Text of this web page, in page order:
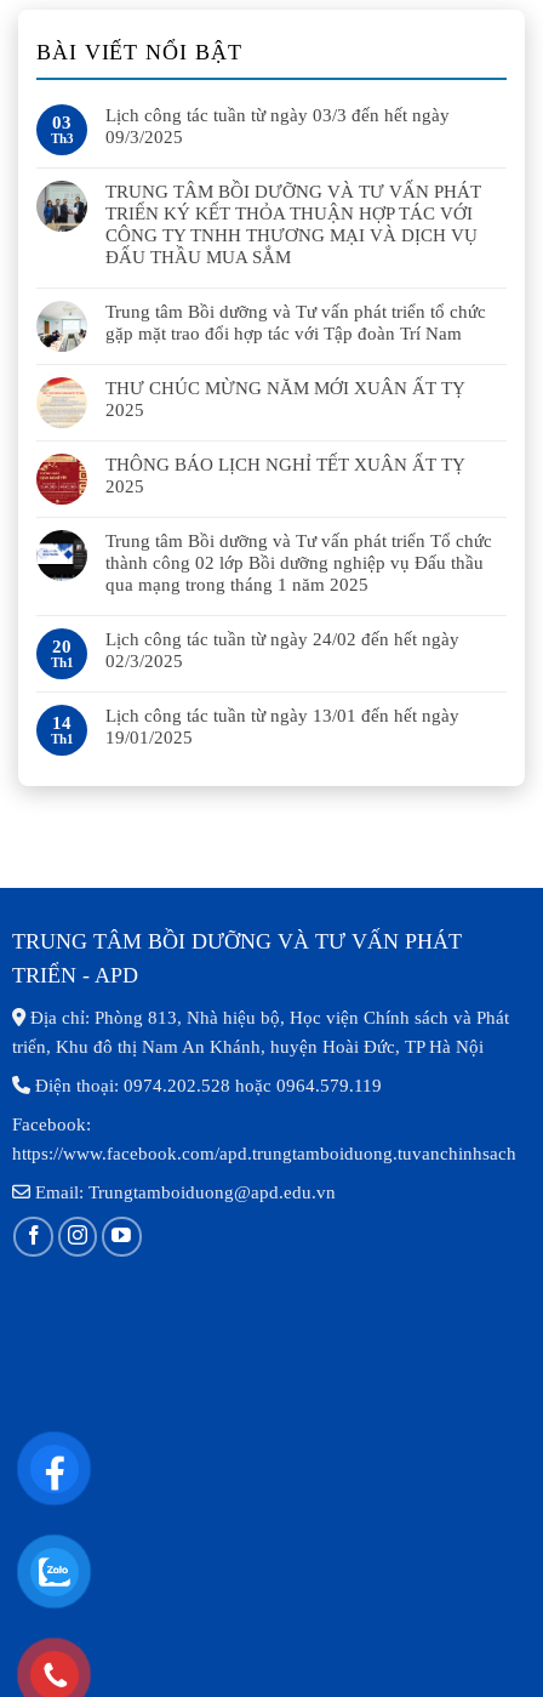
BÀI VIẾT NỔI BẬT
03
Th3
Lịch công tác tuần từ ngày 03/3 đến hết ngày
09/3/2025
TRUNG TÂM BỒI DƯỠNG VÀ TƯ VẤN PHÁT
TRIỂN KÝ KẾT THỎA THUẬN HỢP TÁC VỚI
CÔNG TY TNHH THƯƠNG MẠI VÀ DỊCH VỤ
ĐẤU THẦU MUA SẮM
Trung tâm Bồi dưỡng và Tư vấn phát triển tổ chức
gặp mặt trao đổi hợp tác với Tập đoàn Trí Nam
THƯ CHÚC MỪNG NĂM MỚI XUÂN ẤT TỴ
2025
THÔNG BÁO LỊCH NGHỈ TẾT XUÂN ẤT TỴ
2025
Trung tâm Bồi dưỡng và Tư vấn phát triển Tổ chức
thành công 02 lớp Bồi dưỡng nghiệp vụ Đấu thầu
qua mạng trong tháng 1 năm 2025
20
Th1
Lịch công tác tuần từ ngày 24/02 đến hết ngày
02/3/2025
14
Th1
Lịch công tác tuần từ ngày 13/01 đến hết ngày
19/01/2025
TRUNG TÂM BỒI DƯỠNG VÀ TƯ VẤN PHÁT
TRIỂN - APD
Địa chỉ: Phòng 813, Nhà hiệu bộ, Học viện Chính sách và Phát
triển, Khu đô thị Nam An Khánh, huyện Hoài Đức, TP Hà Nội
Điện thoại: 0974.202.528 hoặc 0964.579.119
Facebook:
https://www.facebook.com/apd.trungtamboiduong.tuvanchinhsach
Email: Trungtamboiduong@apd.edu.vn